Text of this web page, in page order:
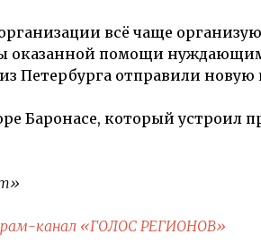
всё чаще
оказанной помощи
Петербурга отправили
Баронасе, который устроил
канал «ГОЛОС РЕГИОНОВ»